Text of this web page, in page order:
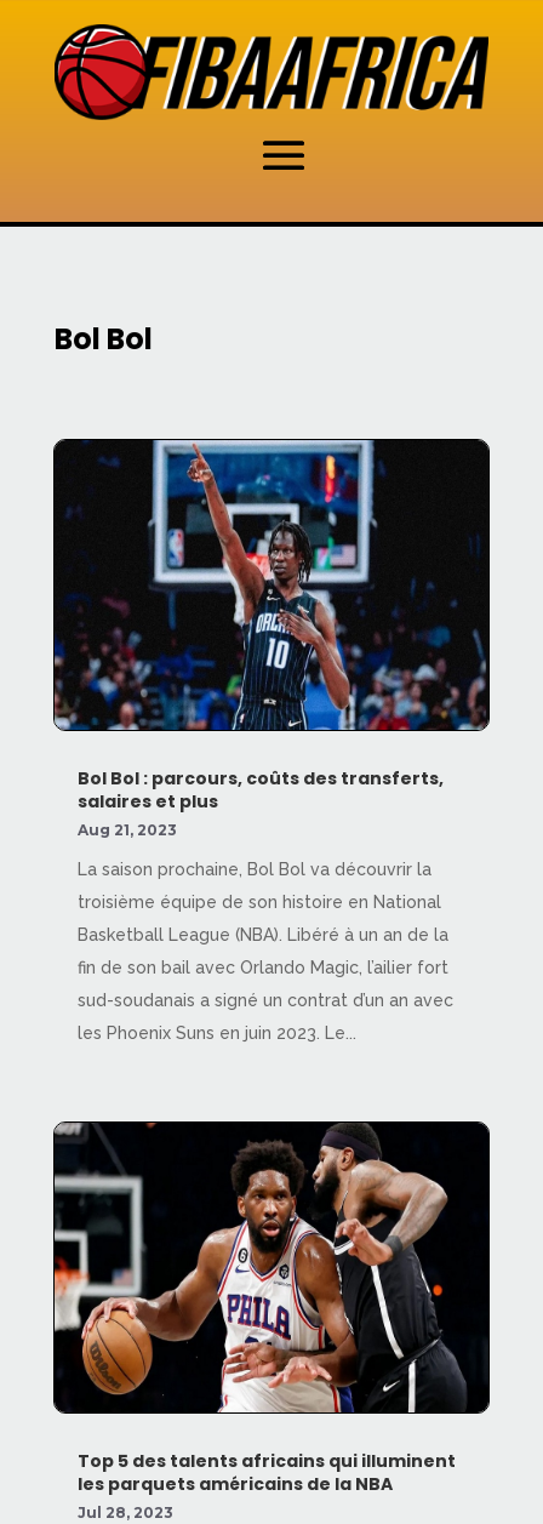
Bol Bol
Bol Bol : parcours, coûts des transferts,
salaires et plus
Aug 21, 2023
La saison prochaine, Bol Bol va découvrir la
troisième équipe de son histoire en National
Basketball League (NBA). Libéré à un an de la
fin de son bail avec Orlando Magic, l’ailier fort
sud-soudanais a signé un contrat d’un an avec
les Phoenix Suns en juin 2023. Le...
Top 5 des talents africains qui illuminent
les parquets américains de la NBA
Jul 28, 2023